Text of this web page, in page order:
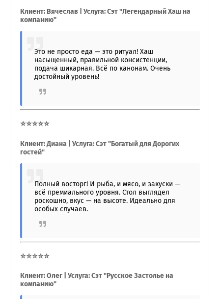
Клиент: Вячеслав | Услуга: Сэт "Легендарный Хаш на
компанию"
Это не просто еда — это ритуал! Хаш
насыщенный, правильной консистенции,
подача шикарная. Всё по канонам. Очень
достойный уровень!
⭐⭐⭐⭐⭐
Клиент: Диана | Услуга: Сэт "Богатый для Дорогих
гостей"
Полный восторг! И рыба, и мясо, и закуски —
всё премиального уровня. Стол выглядел
роскошно, вкус — на высоте. Идеально для
особых случаев.
⭐⭐⭐⭐⭐
Клиент: Олег | Услуга: Сэт "Русское Застолье на
компанию"